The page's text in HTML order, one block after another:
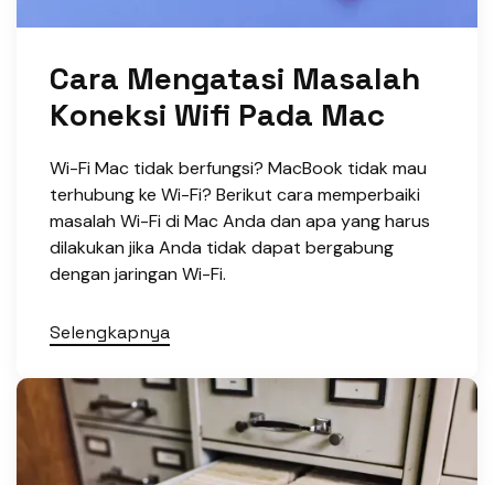
Cara Mengatasi Masalah
Koneksi Wifi Pada Mac
Wi-Fi Mac tidak berfungsi? MacBook tidak mau
terhubung ke Wi-Fi? Berikut cara memperbaiki
masalah Wi-Fi di Mac Anda dan apa yang harus
dilakukan jika Anda tidak dapat bergabung
dengan jaringan Wi-Fi.
Selengkapnya